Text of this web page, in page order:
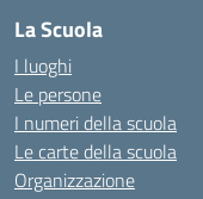
La Scuola
I luoghi
Le persone
I numeri della scuola
Le carte della scuola
Organizzazione